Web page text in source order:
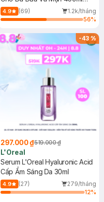
(Mới)
4.9 (69)
1.2k/tháng
56%
-43%
297.000 ₫519.000 ₫
L'Oreal
Serum L'Oreal Hyaluronic Acid
Cấp Ẩm Sáng Da 30ml
4.9 (27)
279/tháng
12%